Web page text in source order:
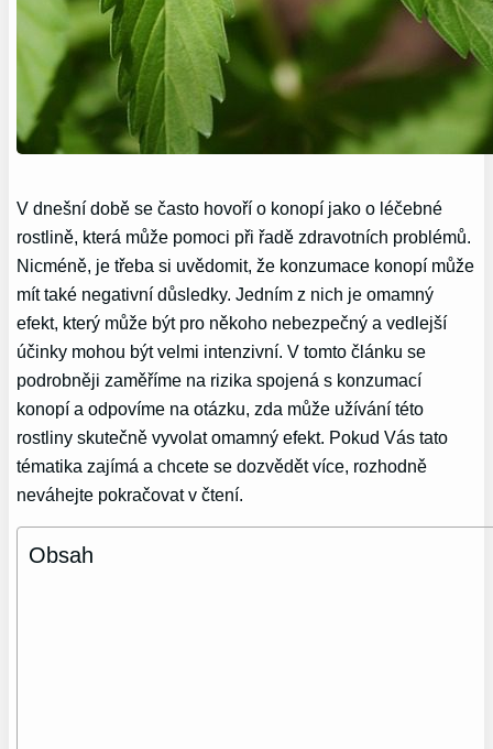
V dnešní době se často hovoří o konopí jako o léčebné
rostlině, která může pomoci při řadě zdravotních problémů.
Nicméně, je třeba si uvědomit, že konzumace konopí může
mít také negativní důsledky. Jedním z nich je omamný
efekt, který může být pro někoho nebezpečný a vedlejší
účinky mohou být velmi intenzivní. V tomto článku se
podrobněji zaměříme na rizika spojená s konzumací
konopí a odpovíme na otázku, zda může užívání této
rostliny skutečně vyvolat omamný efekt. Pokud Vás tato
tématika zajímá a chcete se dozvědět více, rozhodně
neváhejte pokračovat v čtení.
Obsah